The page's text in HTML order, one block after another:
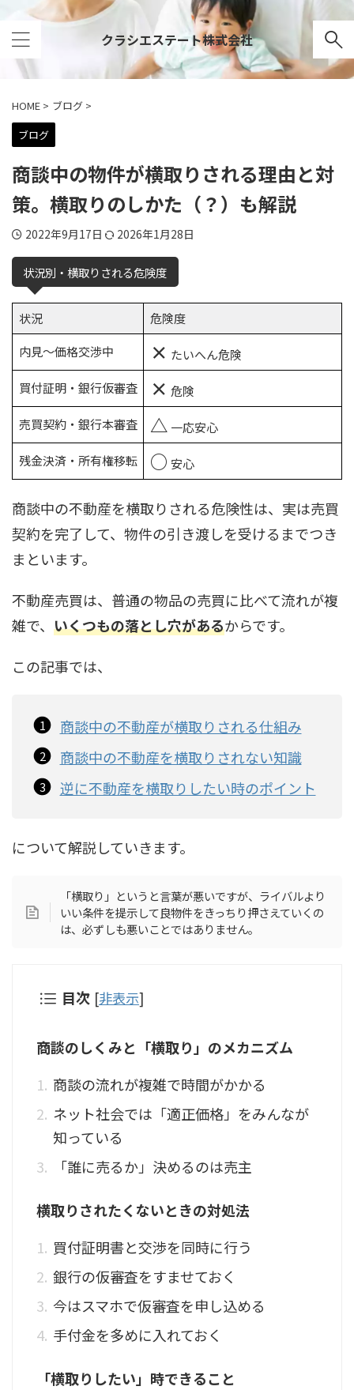
クラシエステート株式会社
HOME > ブログ >
ブログ
商談中の物件が横取りされる理由と対
策。横取りのしかた（？）も解説
2022年9月17日 2026年1月28日
状況別・横取りされる危険度
状況
危険度
内見～価格交渉中
× たいへん危険
買付証明・銀行仮審査
× 危険
売買契約・銀行本審査
△ 一応安心
残金決済・所有権移転
○ 安心
商談中の不動産を横取りされる危険性は、実は売買
契約を完了して、物件の引き渡しを受けるまでつき
まといます。
不動産売買は、普通の物品の売買に比べて流れが複
雑で、 いくつもの落とし穴があるからです。
この記事では、
商談中の不動産が横取りされる仕組み
商談中の不動産を横取りされない知識
逆に不動産を横取りしたい時のポイント
について解説していきます。
「横取り」というと言葉が悪いですが、ライバルより
いい条件を提示して良物件をきっちり押さえていくの
は、必ずしも悪いことではありません。
目次 [非表示]
商談のしくみと「横取り」のメカニズム
商談の流れが複雑で時間がかかる
ネット社会では「適正価格」をみんなが
知っている
「誰に売るか」決めるのは売主
横取りされたくないときの対処法
買付証明書と交渉を同時に行う
銀行の仮審査をすませておく
今はスマホで仮審査を申し込める
手付金を多めに入れておく
「横取りしたい」時できること